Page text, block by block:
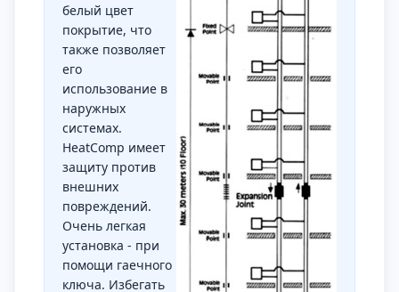
белый цвет
покрытие, что
также позволяет
его
использование в
наружных
системах.
HeatComp имеет
защиту против
внешних
повреждений.
Очень легкая
установка - при
помощи гаечного
ключа. Избегать